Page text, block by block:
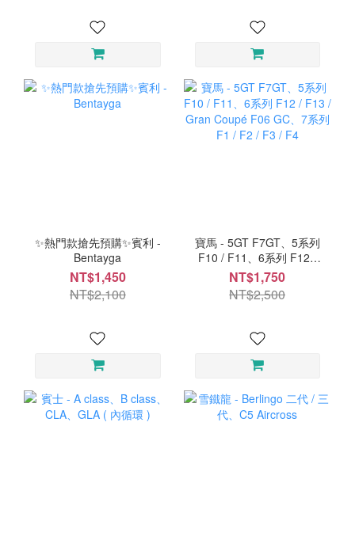
Q8 E-TRON GET/GEG
✨熱門款搶先預購✨賓利 -
Bentayga
NT$1,450
NT$2,100
寶馬 - 5GT F7GT、5系列
F10 / F11、6系列 F12 /
F13 / Gran Coupé F06
GC、7系列 F1 / F2 / F3 /
F4
NT$1,750
NT$2,500